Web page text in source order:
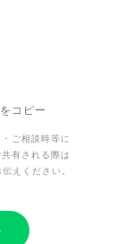
コピー
ご相談時等に
有される際は
えください。